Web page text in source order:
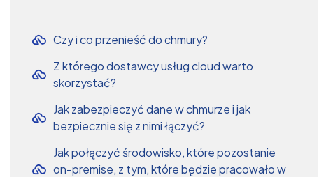
Czy i co przenieść do chmury?
Z którego dostawcy usług cloud warto
skorzystać?
Jak zabezpieczyć dane w chmurze i jak
bezpiecznie się z nimi łączyć?
Jak połączyć środowisko, które pozostanie
on-premise, z tym, które będzie pracowało w